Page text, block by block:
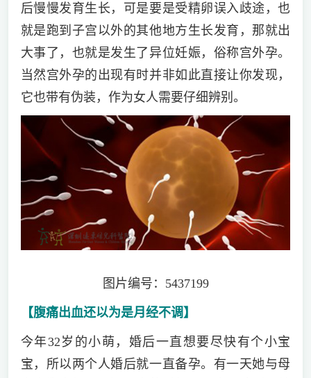
后慢慢发育生长，可是要是受精卵误入歧途，也
就是跑到子宫以外的其他地方生长发育，那就出
大事了，也就是发生了异位妊娠，俗称宫外孕。
当然宫外孕的出现有时并非如此直接让你发现，
它也带有伪装，作为女人需要仔细辨别。
图片编号：5437199
【腹痛出血还以为是月经不调】
今年32岁的小萌，婚后一直想要尽快有个小宝
宝，所以两个人婚后就一直备孕。有一天她与母